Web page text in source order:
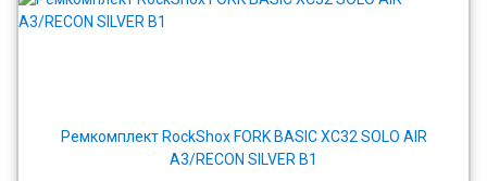
Ремкомплект RockShox FORK BASIC XC32 SOLO AIR
A3/RECON SILVER B1